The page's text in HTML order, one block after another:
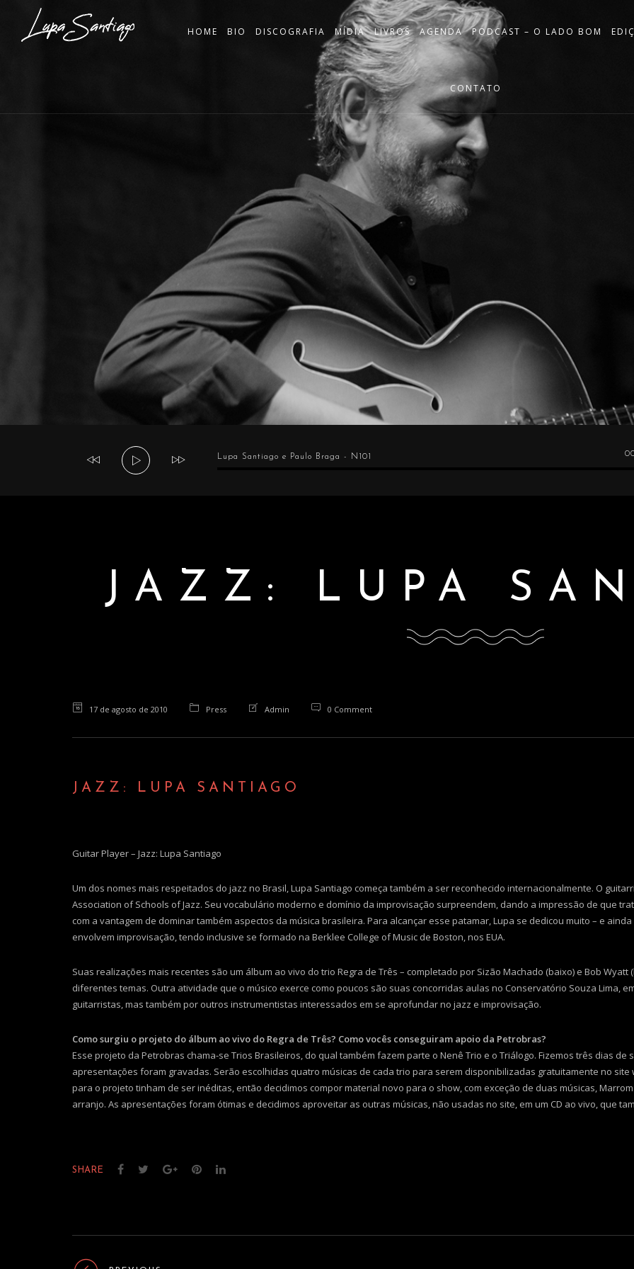
HOME BIO DISCOGRAFIA MÍDIA LIVROS AGENDA PODCAST – O LADO BOM
CONTATO
Lupa Santiago e Paulo Braga - N101
JAZZ: LUPA
17 de agosto de 2010 Press Admin 0 Comment
JAZZ: LUPA SANTIAGO
Guitar Player – Jazz: Lupa Santiago
Um dos nomes mais respeitados do jazz no Brasil, Lupa Santiago começa também a ser reconhecido internacionalmente. O
Association of Schools of Jazz. Seu vocabulário moderno e domínio da improvisação surpreendem, dando a impressão de que
com a vantagem de dominar também aspectos da música brasileira. Para alcançar esse patamar, Lupa se dedicou muito – e
envolvem improvisação, tendo inclusive se formado na Berklee College of Music de Boston, nos EUA.
Suas realizações mais recentes são um álbum ao vivo do trio Regra de Três – completado por Sizão Machado (baixo) e Bob
diferentes temas. Outra atividade que o músico exerce como poucos são suas concorridas aulas no Conservatório Souza Lima,
guitarristas, mas também por outros instrumentistas interessados em se aprofundar no jazz e improvisação.
Como surgiu o projeto do álbum ao vivo do Regra de Três? Como vocês conseguiram apoio da Petrobras?
Esse projeto da Petrobras chama-se Trios Brasileiros, do qual também fazem parte o Nenê Trio e o Triálogo. Fizemos três dias de
apresentações foram gravadas. Serão escolhidas quatro músicas de cada trio para serem disponibilizadas gratuitamente no site
para o projeto tinham de ser inéditas, então decidimos compor material novo para o show, com exceção de duas músicas,
arranjo. As apresentações foram ótimas e decidimos aproveitar as outras músicas, não usadas no site, em um CD ao vivo, que
SHARE